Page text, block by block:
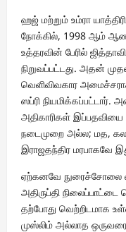
ஹஜ் மற்றும் உம்ரா
நோக்கில், 1998 ஆம்
உத்தரவின் பேரில்
நிறுவப்பட்டது. அதன்
வெளிவிவகார
ஸப்ரி
அதிகாரிகள்
நடைமுறை அல்ல; மத,
இராஜதந்திர மரபாகவே
ஏற்கனவே நுரைச்சோலை
அதிருப்தி
தற்போது வெற்றிடமாக
முஸ்லிம் அல்லாத ஒருவரை